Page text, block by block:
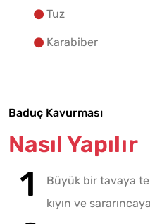
Tuz
Karabiber
Baduç Kavurması
Nasıl Yapılır
Büyük bir tavaya
kıyın ve